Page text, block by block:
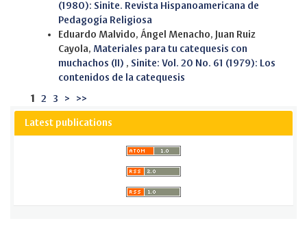
(1980): Sinite. Revista Hispanoamericana de
Pedagogía Religiosa
Eduardo Malvido, Ángel Menacho, Juan Ruiz
Cayola, Materiales para tu catequesis con
muchachos (II) , Sinite: Vol. 20 No. 61 (1979): Los
contenidos de la catequesis
1 2 3 > >>
Latest publications